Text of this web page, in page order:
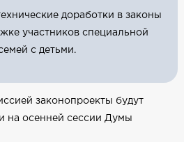
доработки в законы
участников специальной
с детьми.
законопроекты будут
на осенней сессии Думы